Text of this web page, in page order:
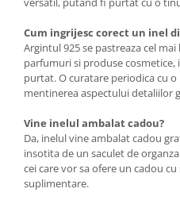
Cum ingrijesc corect un inel
Argintul 925 se pastreaza cel
parfumuri si produse
purtat. O curatare periodica cu
mentinerea aspectului detaliilor
Vine inelul ambalat cadou?
Da, inelul vine ambalat cadou
insotita de un saculet de
cei care vor sa ofere un cadou
suplimentare.